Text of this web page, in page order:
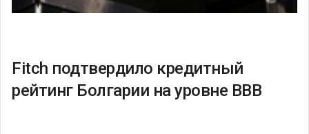
Fitch подтвердило кредитный
рейтинг Болгарии на уровне ВВВ